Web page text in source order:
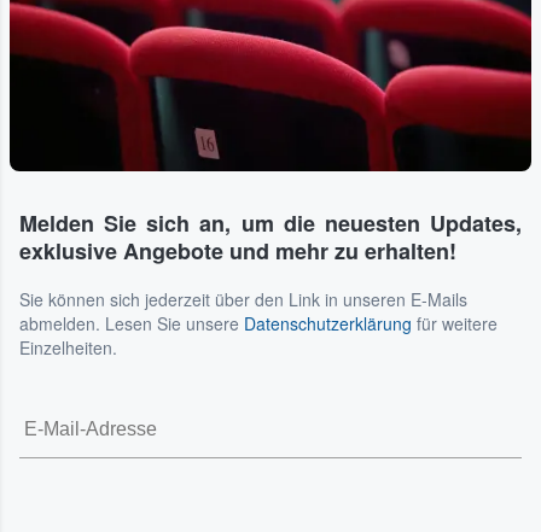
Melden Sie sich an, um die neuesten Updates,
exklusive Angebote und mehr zu erhalten!
Sie können sich jederzeit über den Link in unseren E-Mails
abmelden. Lesen Sie unsere Datenschutzerklärung für weitere
Einzelheiten.